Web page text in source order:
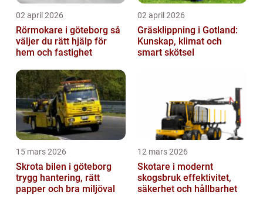
02 april 2026
Rörmokare i göteborg så
väljer du rätt hjälp för
hem och fastighet
02 april 2026
Gräsklippning i Gotland:
Kunskap, klimat och
smart skötsel
15 mars 2026
Skrota bilen i göteborg
trygg hantering, rätt
papper och bra miljöval
12 mars 2026
Skotare i modernt
skogsbruk effektivitet,
säkerhet och hållbarhet